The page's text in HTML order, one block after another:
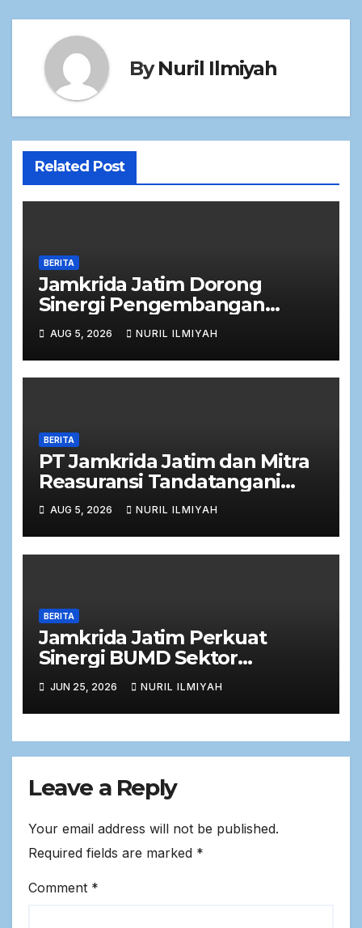
ByNuril Ilmiyah
Related Post
BERITA
Jamkrida Jatim Dorong
Sinergi Pengembangan
Potensi Petani Cabai bersama
Bank Jatim
AUG 5, 2026 NURIL ILMIYAH
BERITA
PT Jamkrida Jatim dan Mitra
Reasuransi Tandatangani
Perjanjian Facultative
Obligatory 2026
AUG 5, 2026 NURIL ILMIYAH
BERITA
Jamkrida Jatim Perkuat
Sinergi BUMD Sektor
Keuangan dalam Rapat Kerja
Bersama Komisi C DPRD Jawa
Timur
JUN 25, 2026 NURIL ILMIYAH
Leave a Reply
Your email address will not be published.
Required fields are marked *
Comment *